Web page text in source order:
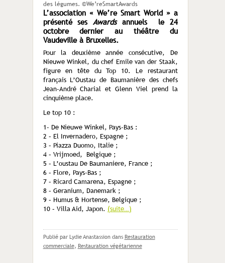
des légumes. ©We’reSmartAwards
L’association « We’re Smart World » a
présenté sesAwardsannuels le 24
octobre dernier au théâtre du
Vaudeville à Bruxelles.
Pour la deuxième année consécutive, De
Nieuwe Winkel, du chef Emile van der Staak,
figure en tête du Top 10. Le restaurant
français L’Oustau de Baumanière des chefs
Jean-André Charial et Glenn Viel prend la
cinquième place.
Le top 10 :
1- De Nieuwe Winkel, Pays-Bas :
2 – El Invernadero, Espagne ;
3 – Piazza Duomo, Italie ;
4 – Vrijmoed, Belgique ;
5 – L’oustau De Baumaniere, France ;
6 – Flore, Pays-Bas ;
7 – Ricard Camarena, Espagne ;
8 – Geranium, Danemark ;
9 – Humus & Hortense, Belgique ;
10 – Villa Aid, Japon. (suite…)
Publié par Lydie Anastassion dans Restauration
commerciale, Restauration végétarienne